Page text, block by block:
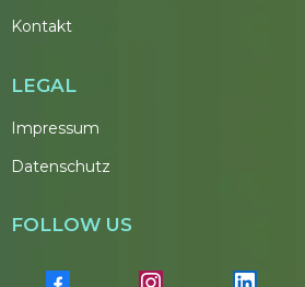
Kontakt
LEGAL
Impressum
Datenschutz
FOLLOW US